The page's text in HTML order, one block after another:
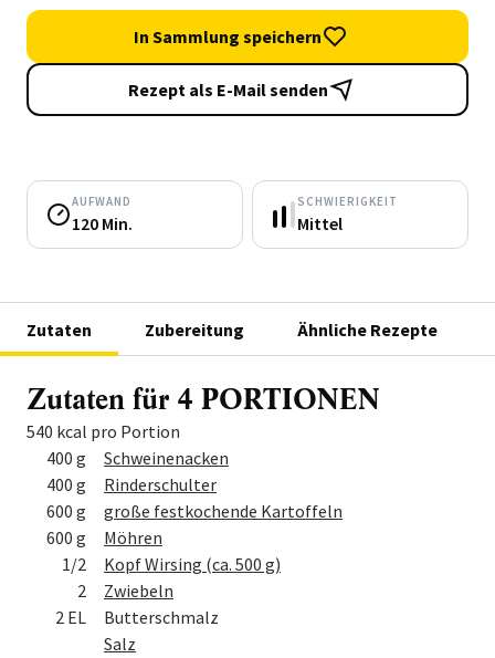
In Sammlung speichern
Rezept als E-Mail senden
AUFWAND
120 Min.
SCHWIERIGKEIT
Mittel
Zutaten Zubereitung Ähnliche Rezepte
Zutaten für 4 PORTIONEN
540 kcal pro Portion
Menge Zutat
400 g
Schweinenacken
400 g
Rinderschulter
600 g
große festkochende Kartoffeln
600 g
Möhren
1/2
Kopf Wirsing (ca. 500 g)
2
Zwiebeln
2 EL
Butterschmalz
Salz